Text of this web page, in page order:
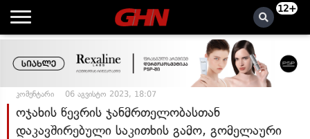
12+
კომენტარი 06 აგვისტო 2023, 18:07
ოჯახის წევრის ჯანმრთელობასთან
დაკავშირებული საკითხის გამო, გომელაური